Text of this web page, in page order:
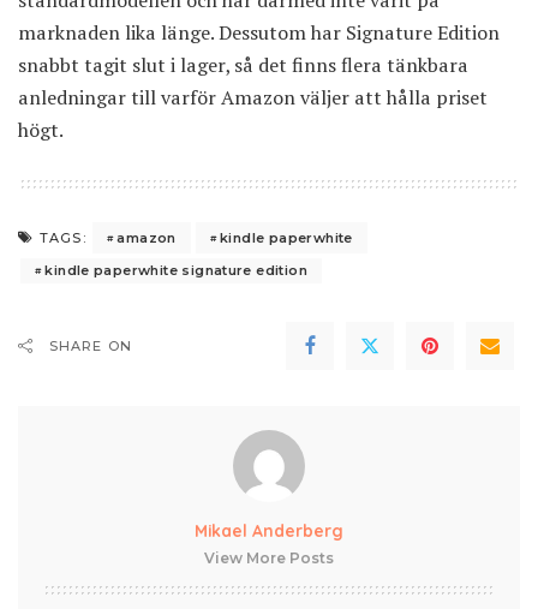
marknaden lika länge. Dessutom har Signature Edition
snabbt tagit slut i lager, så det finns flera tänkbara
anledningar till varför Amazon väljer att hålla priset
högt.
TAGS: amazon
kindle paperwhite
kindle paperwhite signature edition
SHARE ON
Mikael Anderberg
View More Posts